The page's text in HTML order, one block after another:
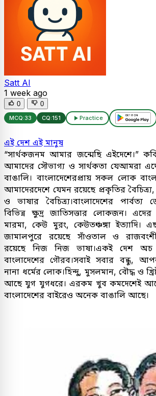
Satt AI
1 week ago
0 0
MCQ:33 CQ:151 Practice
এই দেশ এই মানুষ
“সার্থকজনম আমার জন্মেছি এইদেশে।”
আমাদের সৌভাগ্য ও সার্থকতা যেআমরা
বাঙালি। বাংলাদেশেরপ্রায় সকল লোক
আমাদেরদেশে যেমন রয়েছে প্রকৃতির
ও ভাষার বৈচিত্র্য।বাংলাদেশের
বিভিন্ন ক্ষুদ্র জাতিসত্তার লোকজন।
মারমা, কেউ মুরং, কেউতঞ্চঙ্গা ইত্যাদি।
জামালপুরে রয়েছে সাঁওতাল ও
রয়েছে নিজ নিজ ভাষা।একই দেশ অচ
বাংলাদেশের গৌরব।সবাই সবার বন্ধু,
নানা ধর্মের লোক।হিন্দু, মুসলমান, বৌদ্ধ ও
আছে যুগ যুগধরে। এরকম খুব কমদেশেই
বাংলাদেশের বাইরেও অনেক বাঙালি আছে।